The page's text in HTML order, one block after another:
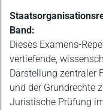
Beschreibung
Band:
Dieses Examens-
vertiefende,
Darstellung zentraler
und der Grundrechte
Juristische Prüfung